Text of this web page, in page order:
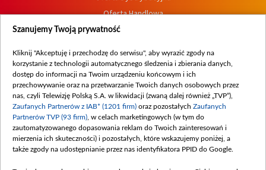
Oferta Handlowa
Dostępność
Procedura zgłoszeń wewnętrznych
Szanujemy Twoją prywatność
Kliknij "Akceptuję i przechodzę do serwisu", aby wyrazić zgody na
korzystanie z technologii automatycznego śledzenia i zbierania danych,
dostęp do informacji na Twoim urządzeniu końcowym i ich
przechowywanie oraz na przetwarzanie Twoich danych osobowych przez
nas, czyli Telewizję Polską S.A. w likwidacji (zwaną dalej również „TVP”),
Zaufanych Partnerów z IAB* (1201 firm) oraz pozostałych Zaufanych
Partnerów TVP (93 firm) , w celach marketingowych (w tym do
zautomatyzowanego dopasowania reklam do Twoich zainteresowań i
mierzenia ich skuteczności) i pozostałych, które wskazujemy poniżej, a
także zgody na udostępnianie przez nas identyfikatora PPID do Google.